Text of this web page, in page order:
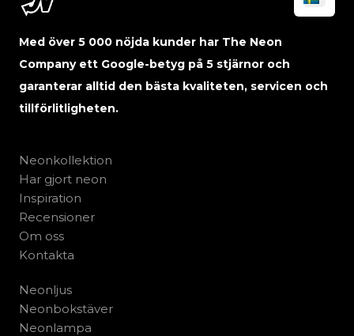
Med över 5 000 nöjda kunder har The Neon
Company ett Google-betyg på 5 stjärnor och
garanterar alltid den bästa kvaliteten, servicen och
tillförlitligheten.
Neonkollektion
Har gjort neon
Inspiration
Recensioner
Om oss
Kontakta
Neonljus
Neonbokstäver
Neonlampa